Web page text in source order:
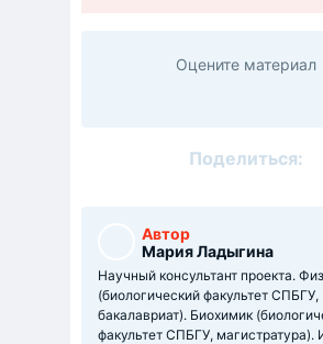
Оцените материал
Поделиться:
Автор
Мария Ладыгина
Научный консультант проекта.
(биологический факультет СПБГУ,
бакалавриат). Биохимик
факультет СПБГУ, магистратура).